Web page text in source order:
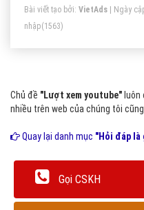
Bài viết tạo bởi: VietAds | Ngày
nhập(1563)
Chủ đề "Lượt xem youtube"
nhiều trên web của chúng tôi
Quay lại danh mục "Hỏi đáp là
Gọi CSKH